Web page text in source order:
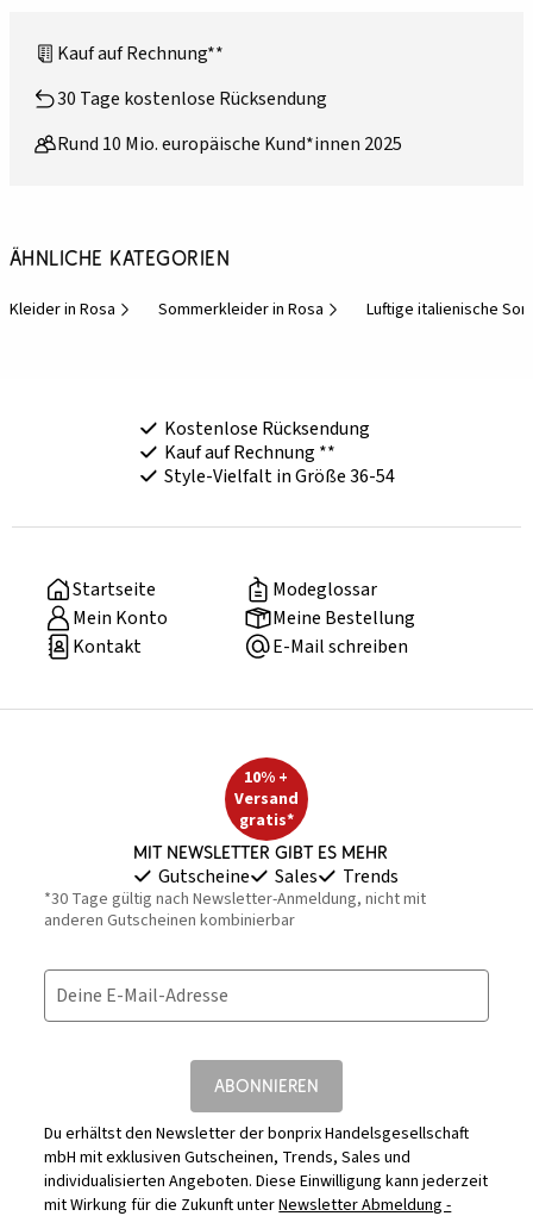
Kauf auf Rechnung**
30 Tage kostenlose Rücksendung
Rund 10 Mio. europäische Kund*innen 2025
Ähnliche Kategorien
Kleider in Rosa Sommerkleider in Rosa Luftige italienische
Kostenlose Rücksendung
Kauf auf Rechnung **
Style-Vielfalt in Größe 36-54
Startseite
Modeglossar
Mein Konto
Meine Bestellung
Kontakt
E-Mail schreiben
10% +
Versand
gratis*
Mit Newsletter gibt es mehr
Gutscheine Sales Trends
*30 Tage gültig nach Newsletter-Anmeldung, nicht mit
anderen Gutscheinen kombinierbar
Deine E-Mail-Adresse
ABONNIEREN
Du erhältst den Newsletter der bonprix Handelsgesellschaft
mbH mit exklusiven Gutscheinen, Trends, Sales und
individualisierten Angeboten. Diese Einwilligung kann jederzeit
mit Wirkung für die Zukunft unterNewsletter Abmeldung -